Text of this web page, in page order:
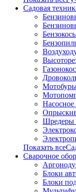
Садовая
Насосное
Шредеры
Показать
Сварочное
Блоки
Блоки